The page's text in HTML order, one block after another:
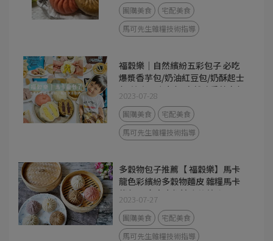
團購美食
宅配美食
馬可先生雜糧技術指導
福穀樂｜自然繽紛五彩包子 必吃
爆漿香芋包/奶油紅豆包/奶酥起士
包/熔岩巧克力包/自然豬香蔥肉包/
麻辣紅麴聰肉包 鹹甜皆有 馬卡龍
色彩繽紛多穀物麵皮 健康無負擔
冷凍宅配服務
2023-07-28
團購美食
宅配美食
馬可先生雜糧技術指導
多穀物包子推薦【 福穀樂】馬卡
龍色彩繽紛多穀物麵皮 雜糧馬卡
龍包 全家大小都適合的美味
2023-07-27
團購美食
宅配美食
馬可先生雜糧技術指導